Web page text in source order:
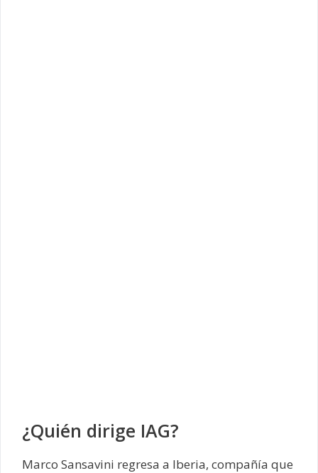
¿Quién dirige IAG?
Marco Sansavini regresa a Iberia, compañía que